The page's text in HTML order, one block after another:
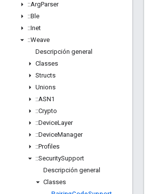
::ArgParser
::Ble
::Inet
::Weave
Descripción general
Classes
Structs
Unions
::ASN1
::Crypto
::DeviceLayer
::DeviceManager
::Profiles
::SecuritySupport
Descripción general
Classes